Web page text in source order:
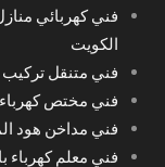
فني كهربائي
الكويت
فني متنقل
فني مختص كهرباء
فني مداخن هود
فني معلم كهرباء